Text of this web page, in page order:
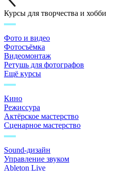
Курсы для творчества и хобби
Фото и видео
Фотосъёмка
Видеомонтаж
Ретушь для фотографов
Ещё курсы
Кино
Режиссура
Актёрское мастерство
Сценарное мастерство
Sound-дизайн
Управление звуком
Ableton Live